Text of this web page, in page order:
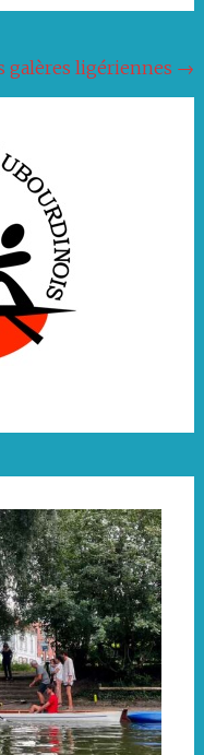
galères ligériennes →